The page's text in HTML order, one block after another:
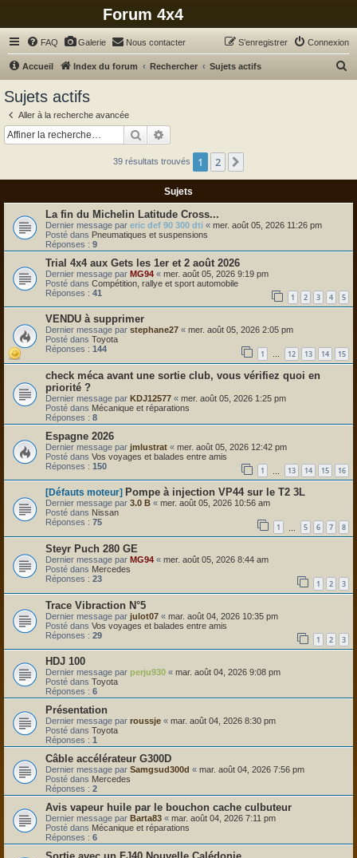
Forum 4x4
FAQ Galerie Nous contacter Connexion
S’enregistrer
Accueil Index du forum Rechercher Sujets actifs
c
Sujets actifs
Aller à la recherche avancée
Rechercher
39 résultats trouvés 1 2
Sujets
La fin du Michelin Latitude Cross...
Dernier message par eric def 90 300 dti « mer. août 05, 2026 11:26 pm
Posté dans Pneumatiques et suspensions
Réponses : 9
Trial 4x4 aux Gets les 1er et 2 août 2026
Dernier message par MG94 « mer. août 05, 2026 9:19 pm
Posté dans Compétition, rallye et sport automobile
Réponses : 41 1 2 3 4 5
VENDU à supprimer
Dernier message par stephane27 « mer. août 05, 2026 2:05 pm
Posté dans Toyota
Réponses : 144 1 … 12 13 14 15
check méca avant une sortie club, vous vérifiez quoi en
priorité ?
Dernier message par KDJ12577 « mer. août 05, 2026 1:25 pm
Posté dans Mécanique et réparations
Réponses : 8
Espagne 2026
Dernier message par jmlustrat « mer. août 05, 2026 12:42 pm
Posté dans Vos voyages et balades entre amis
Réponses : 150 1 13 14 15 16
[Défauts moteur] Pompe à injection VP44 sur le T2 3L
Dernier message par 3.0 B « mer. août 05, 2026 10:56 am
Posté dans Nissan
Réponses : 75 1 5 6 7 8
Steyr Puch 280 GE
Dernier message par MG94 « mer. août 05, 2026 8:44 am
Posté dans Mercedes
Réponses : 23 1 2 3
Trace Vibraction N°5
Dernier message par julot07 « mar. août 04, 2026 10:35 pm
Posté dans Vos voyages et balades entre amis
Réponses : 29 1 2 3
HDJ 100
Dernier message par perju930 « mar. août 04, 2026 9:08 pm
Posté dans Toyota
Réponses : 6
Présentation
Dernier message par roussje « mar. août 04, 2026 8:30 pm
Posté dans Toyota
Réponses : 1
Câble accélérateur G300D
Dernier message par Samgsud300d « mar. août 04, 2026 7:56 pm
Posté dans Mercedes
Réponses : 2
Avis vapeur huile par le bouchon cache culbuteur
Dernier message par Barta83 « mar. août 04, 2026 7:11 pm
Posté dans Mécanique et réparations
Réponses : 6